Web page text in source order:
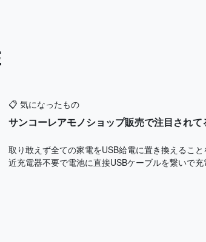
📋 気になったもの
サンコーレアモノショップ販売で注目され
取り敢えず全ての家電をUSB給電に置き換えるこ
近充電器不要で電池に直接USBケーブルを繋いで